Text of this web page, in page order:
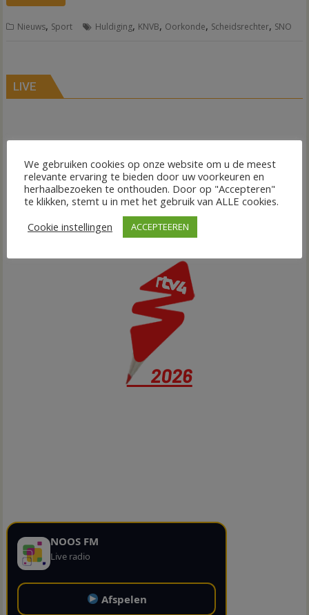
Nieuws, Sport Huldiging, KNVB, Oorkonde, Scheidsrechter, SNO
LIVE
NOOS FM
Live radio
Afspelen
We gebruiken cookies op onze website om u de meest
relevante ervaring te bieden door uw voorkeuren en
herhaalbezoeken te onthouden. Door op "Accepteren"
te klikken, stemt u in met het gebruik van ALLE cookies.
Cookie instellingen
ACCEPTEEREN